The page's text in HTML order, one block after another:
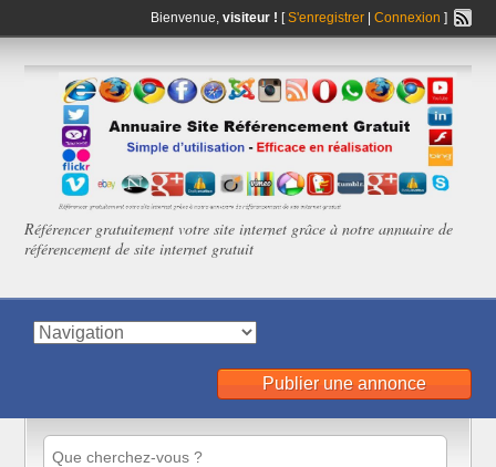
Bienvenue, visiteur ! [S'enregistrer| Connexion ]
Référencer gratuitement votre site internet grâce à notre annuaire de
référencement de site internet gratuit
Publier une annonce